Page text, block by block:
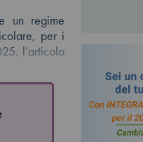
un regime
per i
l’articolo